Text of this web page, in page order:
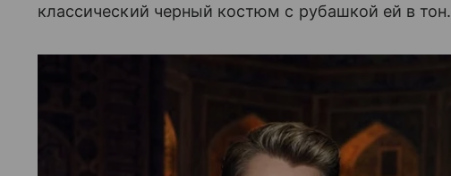
классический черный костюм с рубашкой ей в тон.